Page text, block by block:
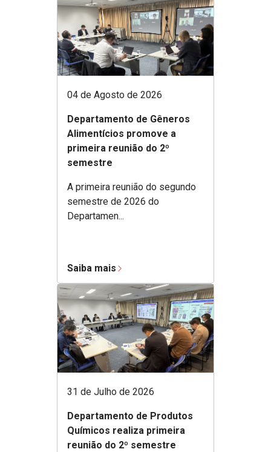
04 de Agosto de 2026
Departamento de Gêneros
Alimentícios promove a
primeira reunião do 2º
semestre
A primeira reunião do segundo
semestre de 2026 do
Departamen...
Saiba mais
31 de Julho de 2026
Departamento de Produtos
Químicos realiza primeira
reunião do 2º semestre